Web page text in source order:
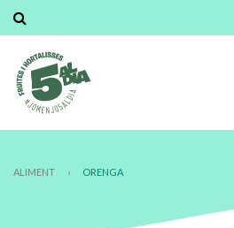
ALIMENT › ORENGA